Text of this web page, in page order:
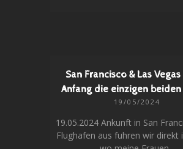
San Francisco & Las Vegas
Anfang die einzigen
19/05/2024
19.05.2024 Ankunft in San
Flughafen aus fuhren wir direkt